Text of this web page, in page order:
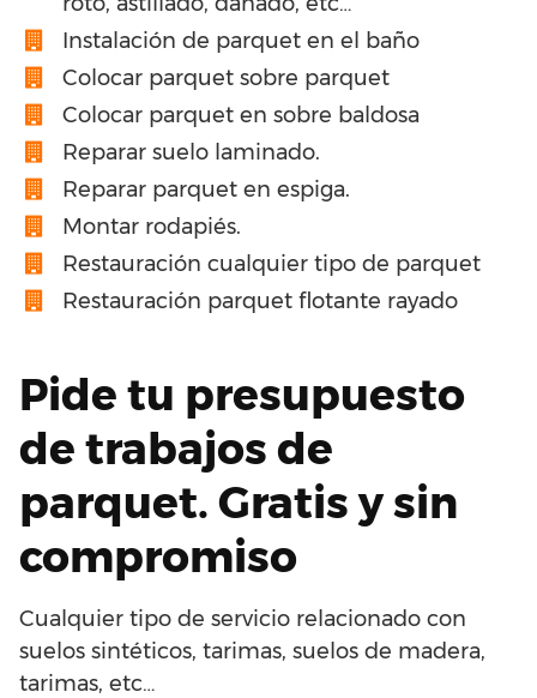
Instalación de parquet en el baño
Colocar parquet sobre parquet
Colocar parquet en sobre baldosa
Reparar suelo laminado.
Reparar parquet en espiga.
Montar rodapiés.
Restauración cualquier tipo de parquet
Restauración parquet flotante rayado
Pide tu presupuesto
de trabajos de
parquet. Gratis y sin
compromiso
Cualquier tipo de servicio relacionado con
suelos sintéticos, tarimas, suelos de madera,
tarimas, etc…